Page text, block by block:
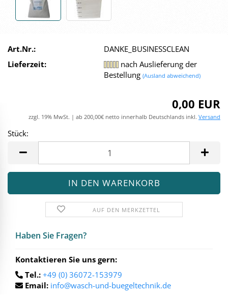
Art.Nr.:
DANKE_BUSINESSCLEAN
Lieferzeit:
nach Auslieferung der
Bestellung(Ausland abweichend)
0,00 EUR
zzgl. 19% MwSt. | ab 200,00€ netto innerhalb Deutschlands inkl. Versand
Stück:
AUF DEN MERKZETTEL
Haben Sie Fra­gen?
Kontaktieren Sie uns gern:
Tel.: +49 (0) 36072-153979
Email: info@wasch-und-buegeltechnik.de